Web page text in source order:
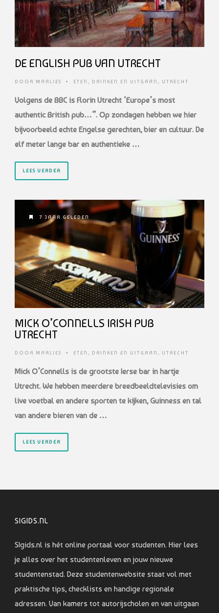
DE ENGLISH PUB VAN UTRECHT
DOOR MARLIES • ETEN, DRINKEN EN UITGAAN , UTRECHT
Volgens de BBC is Florin Utrecht ‘Europe’s most
authentic British pub…”. Op zondagen hebben we hier
bijvoorbeeld echte Engelse gerechten, bier en cultuur. De
elf meter lange bar en authentieke …
LEES VERDER
7 JAAR GELEDEN
MICK O’CONNELLS IRISH PUB
UTRECHT
DOOR MARLIES • ETEN, DRINKEN EN UITGAAN , UTRECHT
Mick O’Connells is de grootste Ierse bar in hartje
Utrecht. We hebben meerdere breedbeeldtelevisies om
live voetbal en andere sporten te kijken, Guinness en tal
van andere bieren van de …
LEES VERDER
SIGIDS.NL
SIgids.nl is hét online portaal voor studenten. Hier lees
je alles over het studentenleven en jouw nieuwe
studentenstad. Deze studentenwebsite staat vol met
praktische tips, checklists en handige regionale
adressen. Van kamers tot autorijscholen en van uitgaan